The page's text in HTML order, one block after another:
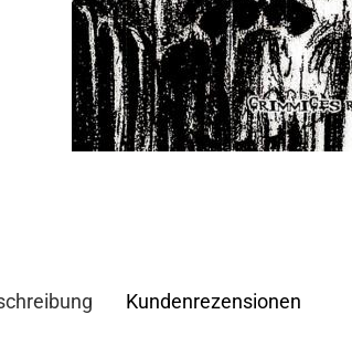
Kundenrezensionen